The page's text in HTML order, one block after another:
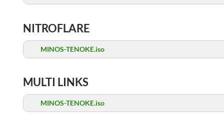
NITROFLARE
MINOS-TENOKE.iso
MULTI LINKS
MINOS-TENOKE.iso